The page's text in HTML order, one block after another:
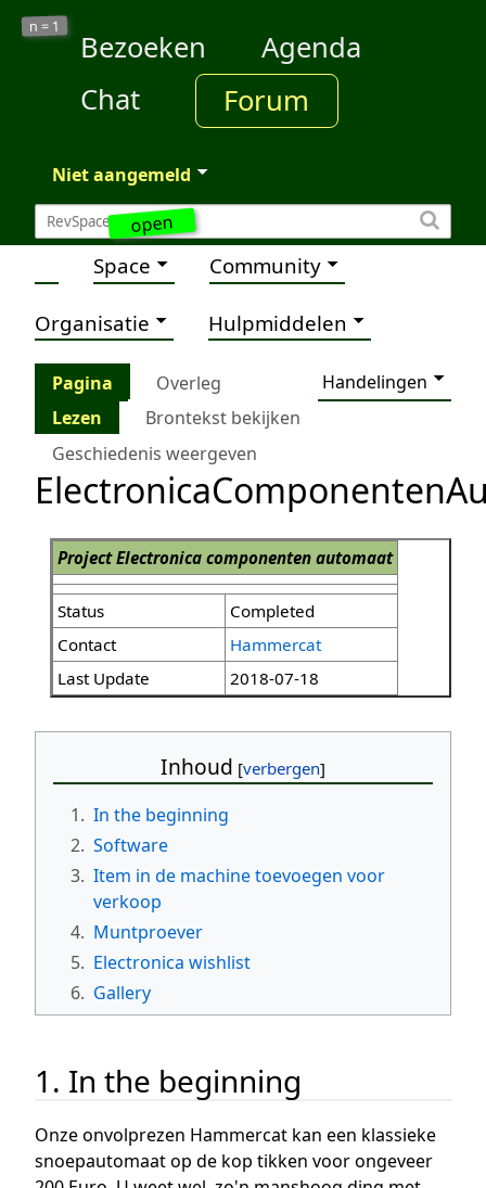
open
n = 1
Bezoeken
Agenda
Chat
Forum
Niet aangemeld
Space Community
Organisatie Hulpmiddelen
Pagina Overleg
Handelingen
Lezen
Brontekst bekijken
Geschiedenis weergeven
Project Electronica componenten automaat
Status
Completed
Contact
Hammercat
Last Update
2018-07-18
Inhoud
1. In the beginning
2. Software
3. Item in de machine toevoegen voor
verkoop
4. Muntproever
5. Electronica wishlist
6. Gallery
1. In the beginning
Onze onvolprezen Hammercat kan een klassieke
snoepautomaat op de kop tikken voor ongeveer